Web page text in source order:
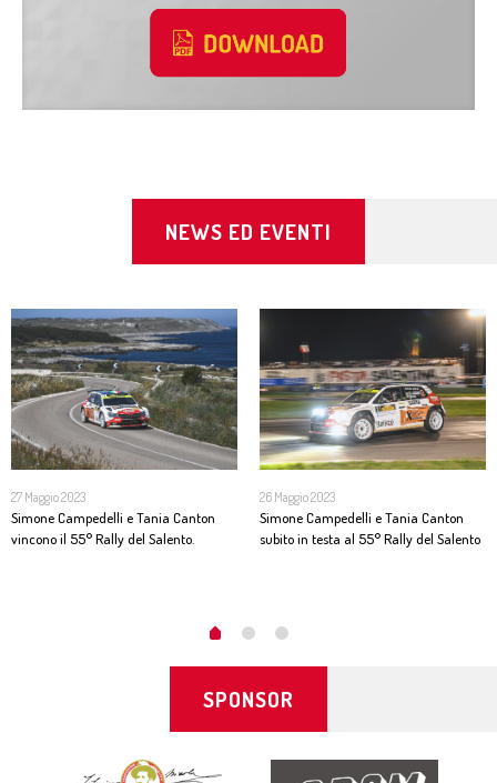
NEWS ED EVENTI
27 Maggio 2023
Simone Campedelli e Tania Canton
vincono il 55° Rally del Salento.
26 Maggio 2023
Simone Campedelli e Tania Canton
subito in testa al 55° Rally del Salento
SPONSOR